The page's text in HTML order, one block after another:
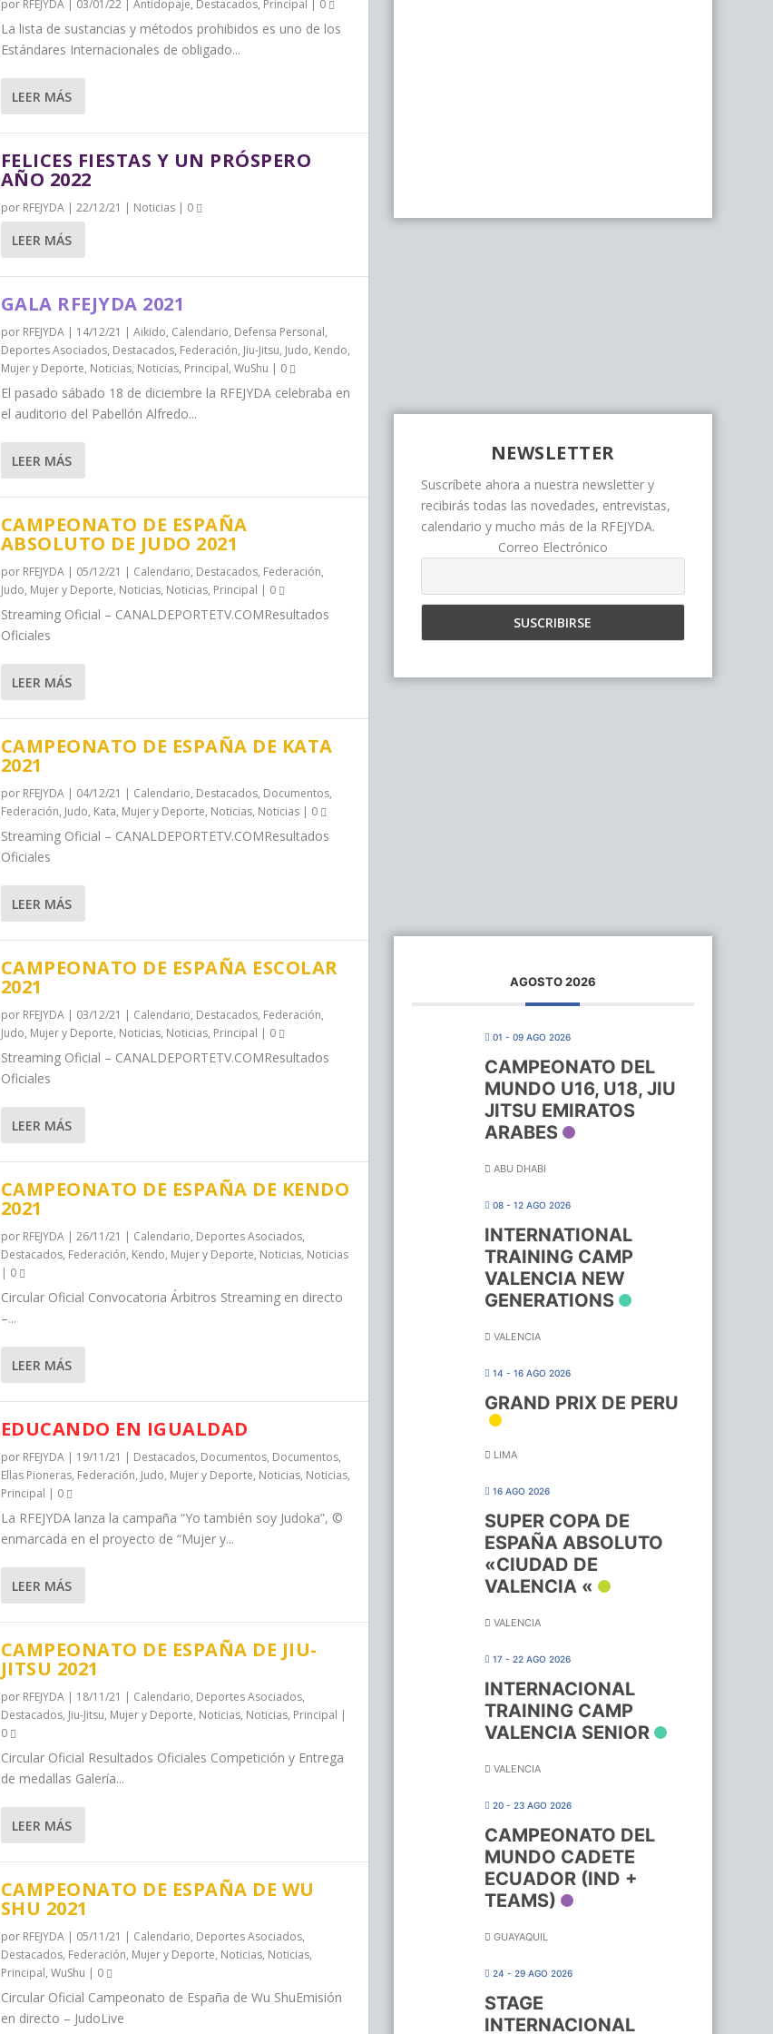
por RFEJYDA| 03/01/22| Antidopaje, Destacados, Principal | 0
La lista de sustancias y métodos prohibidos es uno de los
Estándares Internacionales de obligado...
LEER MÁS
FELICES FIESTAS Y UN PRÓSPERO
AÑO 2022
por RFEJYDA| 22/12/21 | Noticias| 0
LEER MÁS
GALA RFEJYDA 2021
por RFEJYDA| 14/12/21 | Aikido, Calendario, Defensa Personal,
Deportes Asociados, Destacados, Federación, Jiu-Jitsu, Judo, Kendo,
Mujer y Deporte, Noticias, Noticias, Principal, WuShu | 0
El pasado sábado 18 de diciembre la RFEJYDA celebraba en
el auditorio del Pabellón Alfredo...
LEER MÁS
CAMPEONATO DE ESPAÑA
ABSOLUTO DE JUDO 2021
por RFEJYDA| 05/12/21 | Calendario, Destacados, Federación,
Judo, Mujer y Deporte, Noticias, Noticias, Principal | 0
Streaming Oficial – CANALDEPORTETV.COMResultados
Oficiales
LEER MÁS
CAMPEONATO DE ESPAÑA DE KATA
2021
por RFEJYDA| 04/12/21 | Calendario, Destacados, Documentos,
Federación, Judo, Kata, Mujer y Deporte, Noticias, Noticias| 0
Streaming Oficial – CANALDEPORTETV.COMResultados
Oficiales
LEER MÁS
CAMPEONATO DE ESPAÑA ESCOLAR
2021
por RFEJYDA| 03/12/21 | Calendario, Destacados, Federación,
Judo, Mujer y Deporte, Noticias, Noticias, Principal | 0
Streaming Oficial – CANALDEPORTETV.COMResultados
Oficiales
LEER MÁS
CAMPEONATO DE ESPAÑA DE KENDO
2021
por RFEJYDA| 26/11/21 | Calendario, Deportes Asociados,
Destacados, Federación, Kendo, Mujer y Deporte, Noticias, Noticias
| 0
Circular Oficial Convocatoria Árbitros Streaming en directo
–...
LEER MÁS
EDUCANDO EN IGUALDAD
por RFEJYDA| 19/11/21 | Destacados, Documentos, Documentos,
Ellas Pioneras, Federación, Judo, Mujer y Deporte, Noticias, Noticias,
Principal | 0
La RFEJYDA lanza la campaña “Yo también soy Judoka”, ©
enmarcada en el proyecto de “Mujer y...
LEER MÁS
CAMPEONATO DE ESPAÑA DE JIU-
JITSU 2021
por RFEJYDA| 18/11/21 | Calendario, Deportes Asociados,
Destacados, Jiu-Jitsu, Mujer y Deporte, Noticias, Noticias, Principal |
0
Circular Oficial Resultados Oficiales Competición y Entrega
de medallas Galería...
LEER MÁS
CAMPEONATO DE ESPAÑA DE WU
SHU 2021
por RFEJYDA| 05/11/21 | Calendario, Deportes Asociados,
Destacados, Federación, Mujer y Deporte, Noticias, Noticias,
Principal, WuShu | 0
Circular Oficial Campeonato de España de Wu ShuEmisión
en directo – JudoLive
NEWSLETTER
Suscríbete ahora a nuestra newsletter y
recibirás todas las novedades, entrevistas,
calendario y mucho más de la RFEJYDA.
Correo Electrónico
AGOSTO 2026
01 - 09 AGO 2026
CAMPEONATO DEL
MUNDO U16, U18, JIU
JITSU EMIRATOS
ARABES
ABU DHABI
08 - 12 AGO 2026
INTERNATIONAL
TRAINING CAMP
VALENCIA NEW
GENERATIONS
VALENCIA
14 - 16 AGO 2026
GRAND PRIX DE PERU
LIMA
16 AGO 2026
SUPER COPA DE
ESPAÑA ABSOLUTO
«CIUDAD DE
VALENCIA «
VALENCIA
17 - 22 AGO 2026
INTERNACIONAL
TRAINING CAMP
VALENCIA SENIOR
VALENCIA
20 - 23 AGO 2026
CAMPEONATO DEL
MUNDO CADETE
ECUADOR (IND +
TEAMS)
GUAYAQUIL
24 - 29 AGO 2026
STAGE
INTERNACIONAL